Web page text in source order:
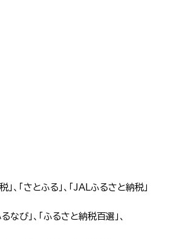
、「さとふる」、「JALふるさと納税」
なび」、「ふるさと納税百選」、